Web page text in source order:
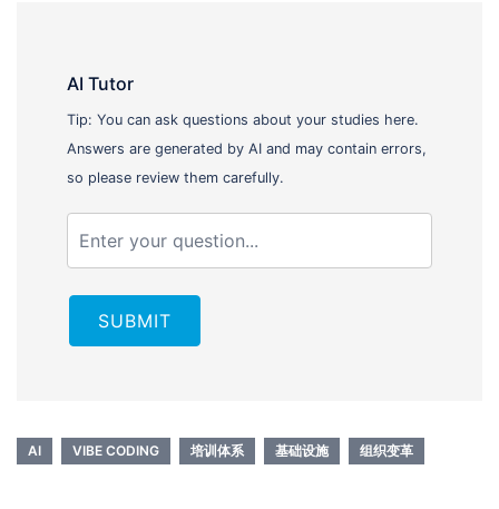
AI Tutor
Tip: You can ask questions about your studies here.
Answers are generated by AI and may contain errors,
so please review them carefully.
SUBMIT
AI VIBE CODING 培训体系 基础设施 组织变革